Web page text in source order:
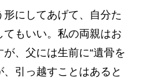
にしてあげて、自分た
もいい。私の両親はお
、父には生前に“遺骨を
引っ越すことはあると